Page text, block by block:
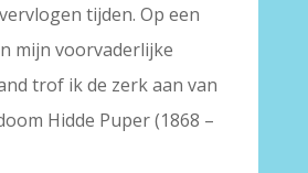
tijden. Op een
mijn voorvaderlijke
trof ik de zerk aan van
Hidde Puper (1868 –